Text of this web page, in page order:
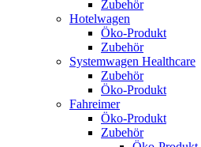
Zubehör
Hotelwagen
Öko-Produkt
Zubehör
Systemwagen Healthcare
Zubehör
Öko-Produkt
Fahreimer
Öko-Produkt
Zubehör